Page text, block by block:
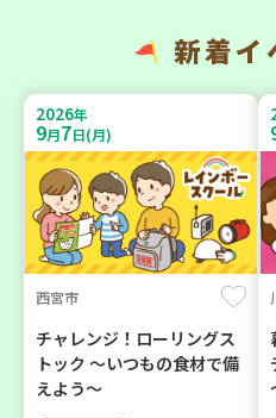
新着イ
2026年
9月7日(月)
西宮市
チャレンジ！ローリングス
トック ～いつもの食材で備
えよう～